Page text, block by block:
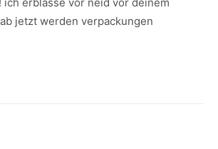
jetzt werden verpackungen